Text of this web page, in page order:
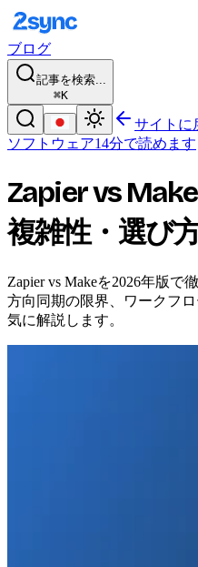
ブログ
記事を検索...
⌘K
サイトに
ソフトウェア14分で読めます
Zapier vs
複雑性・選び
Zapier vs Makeを2026年版で
方向同期の限界、ワークフ
気に解説します。